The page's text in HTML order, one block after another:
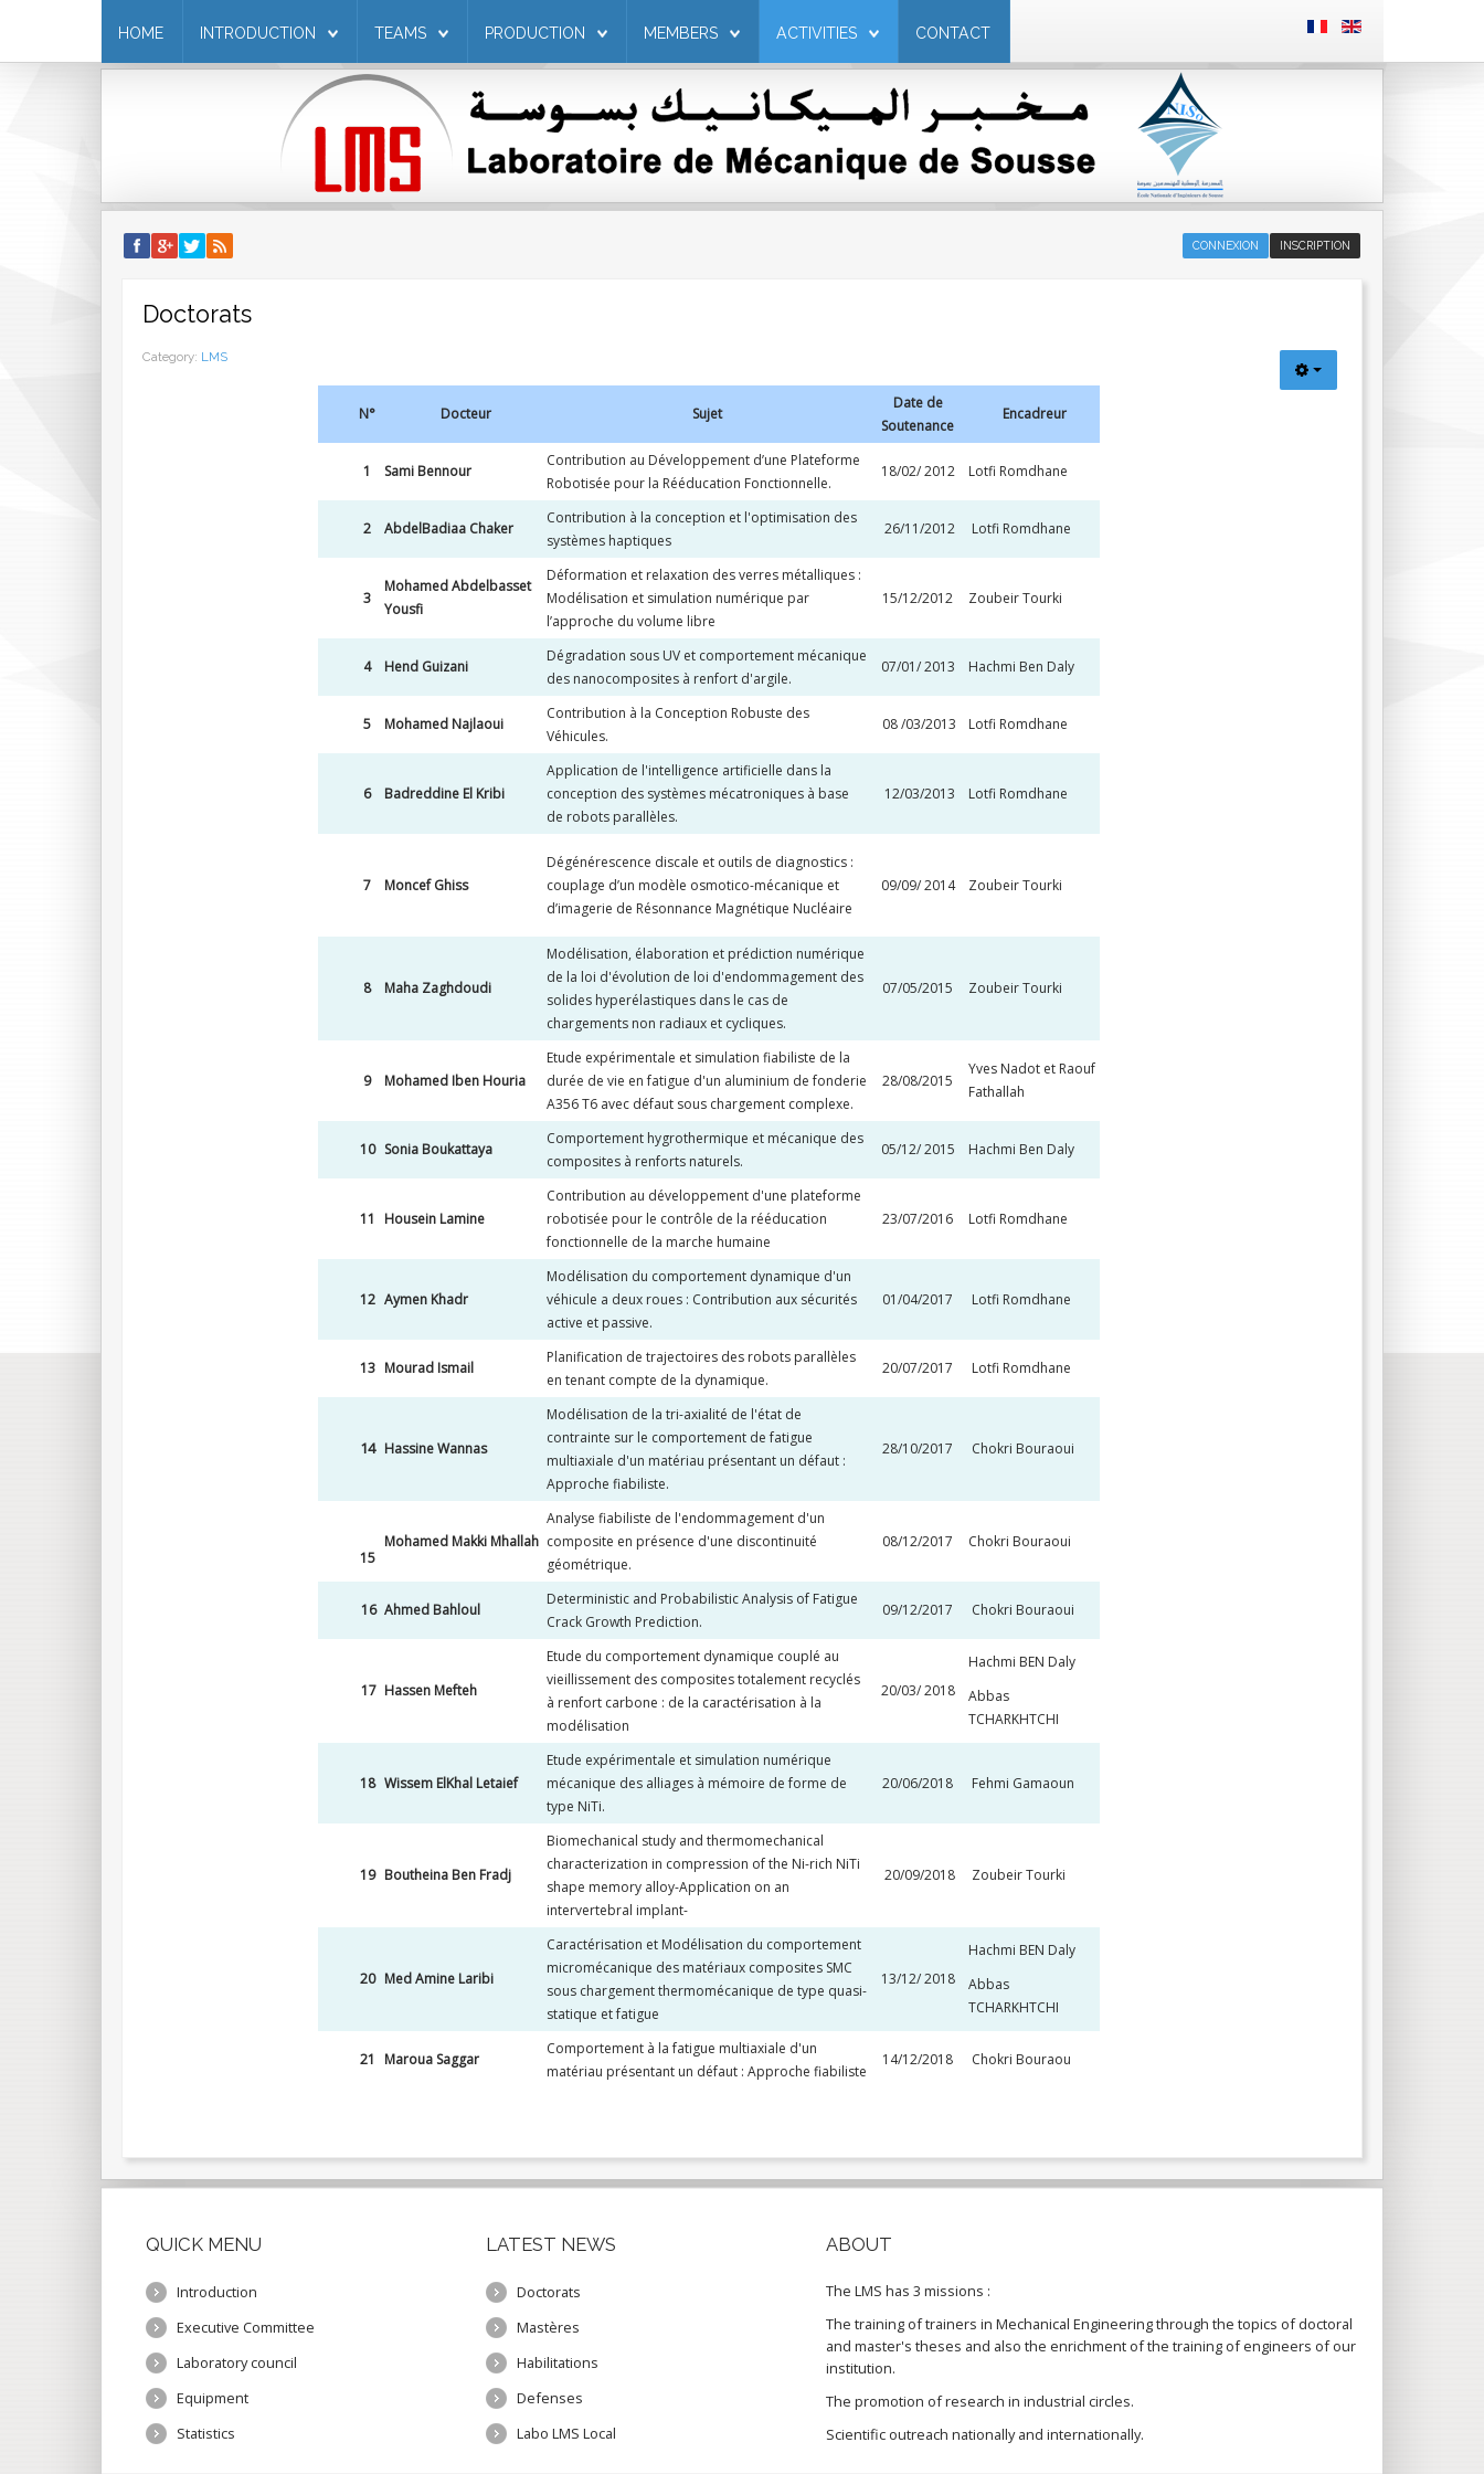
HOME INTRODUCTION TEAMS PRODUCTION MEMBERS ACTIVITIES CONTACT
INSCRIPTION
CONNEXION
Doctorats
Category: LMS
N° Docteur Sujet
Date de
Soutenance
Encadreur
1 Sami Bennour
Contribution au Développement d’une Plateforme
Robotisée pour la Rééducation Fonctionnelle.
18/02/ 2012 Lotfi Romdhane
2 AbdelBadiaa Chaker
Contribution à la conception et l'optimisation des
systèmes haptiques
26/11/2012 Lotfi Romdhane
3
Mohamed Abdelbasset
Yousfi
Déformation et relaxation des verres métalliques :
Modélisation et simulation numérique par
l’approche du volume libre
15/12/2012 Zoubeir Tourki
4 Hend Guizani
Dégradation sous UV et comportement mécanique
des nanocomposites à renfort d'argile.
07/01/ 2013 Hachmi Ben Daly
5 Mohamed Najlaoui
Contribution à la Conception Robuste des
Véhicules.
08 /03/2013 Lotfi Romdhane
6 Badreddine El Kribi
Application de l'intelligence artificielle dans la
conception des systèmes mécatroniques à base
de robots parallèles.
12/03/2013 Lotfi Romdhane
7 Moncef Ghiss
Dégénérescence discale et outils de diagnostics :
couplage d’un modèle osmotico-mécanique et
d’imagerie de Résonnance Magnétique Nucléaire
09/09/ 2014 Zoubeir Tourki
8 Maha Zaghdoudi
Modélisation, élaboration et prédiction numérique
de la loi d'évolution de loi d'endommagement des
solides hyperélastiques dans le cas de
chargements non radiaux et cycliques.
07/05/2015 Zoubeir Tourki
9 Mohamed Iben Houria
Etude expérimentale et simulation fiabiliste de la
durée de vie en fatigue d'un aluminium de fonderie
A356 T6 avec défaut sous chargement complexe.
28/08/2015
Yves Nadot et Raouf
Fathallah
10 Sonia Boukattaya
Comportement hygrothermique et mécanique des
composites à renforts naturels.
05/12/ 2015 Hachmi Ben Daly
11 Housein Lamine
Contribution au développement d'une plateforme
robotisée pour le contrôle de la rééducation
fonctionnelle de la marche humaine
23/07/2016 Lotfi Romdhane
12 Aymen Khadr
Modélisation du comportement dynamique d'un
véhicule a deux roues : Contribution aux sécurités
active et passive.
01/04/2017 Lotfi Romdhane
13 Mourad Ismail
Planification de trajectoires des robots parallèles
en tenant compte de la dynamique.
20/07/2017 Lotfi Romdhane
14 Hassine Wannas
Modélisation de la tri-axialité de l'état de
contrainte sur le comportement de fatigue
multiaxiale d'un matériau présentant un défaut :
Approche fiabiliste.
28/10/2017 Chokri Bouraoui
15
Mohamed Makki Mhallah
Analyse fiabiliste de l'endommagement d'un
composite en présence d'une discontinuité
géométrique.
08/12/2017 Chokri Bouraoui
16 Ahmed Bahloul
Deterministic and Probabilistic Analysis of Fatigue
Crack Growth Prediction.
09/12/2017 Chokri Bouraoui
17 Hassen Mefteh
Etude du comportement dynamique couplé au
vieillissement des composites totalement recyclés
à renfort carbone : de la caractérisation à la
modélisation
20/03/ 2018
Hachmi BEN Daly
Abbas
TCHARKHTCHI
18 Wissem ElKhal Letaief
Etude expérimentale et simulation numérique
mécanique des alliages à mémoire de forme de
type NiTi.
20/06/2018 Fehmi Gamaoun
19 Boutheina Ben Fradj
Biomechanical study and thermomechanical
characterization in compression of the Ni-rich NiTi
shape memory alloy-Application on an
intervertebral implant-
20/09/2018 Zoubeir Tourki
20 Med Amine Laribi
Caractérisation et Modélisation du comportement
micromécanique des matériaux composites SMC
sous chargement thermomécanique de type quasi-
statique et fatigue
13/12/ 2018
Hachmi BEN Daly
Abbas
TCHARKHTCHI
21 Maroua Saggar
Comportement à la fatigue multiaxiale d'un
matériau présentant un défaut : Approche fiabiliste
14/12/2018 Chokri Bouraou
QUICK MENU
Introduction
Executive Committee
Laboratory council
Equipment
Statistics
LATEST NEWS
Doctorats
Mastères
Habilitations
Defenses
Labo LMS Local
ABOUT
The LMS has 3 missions :
The training of trainers in Mechanical Engineering through the topics of doctoral
and master's theses and also the enrichment of the training of engineers of our
institution.
The promotion of research in industrial circles.
Scientific outreach nationally and internationally.